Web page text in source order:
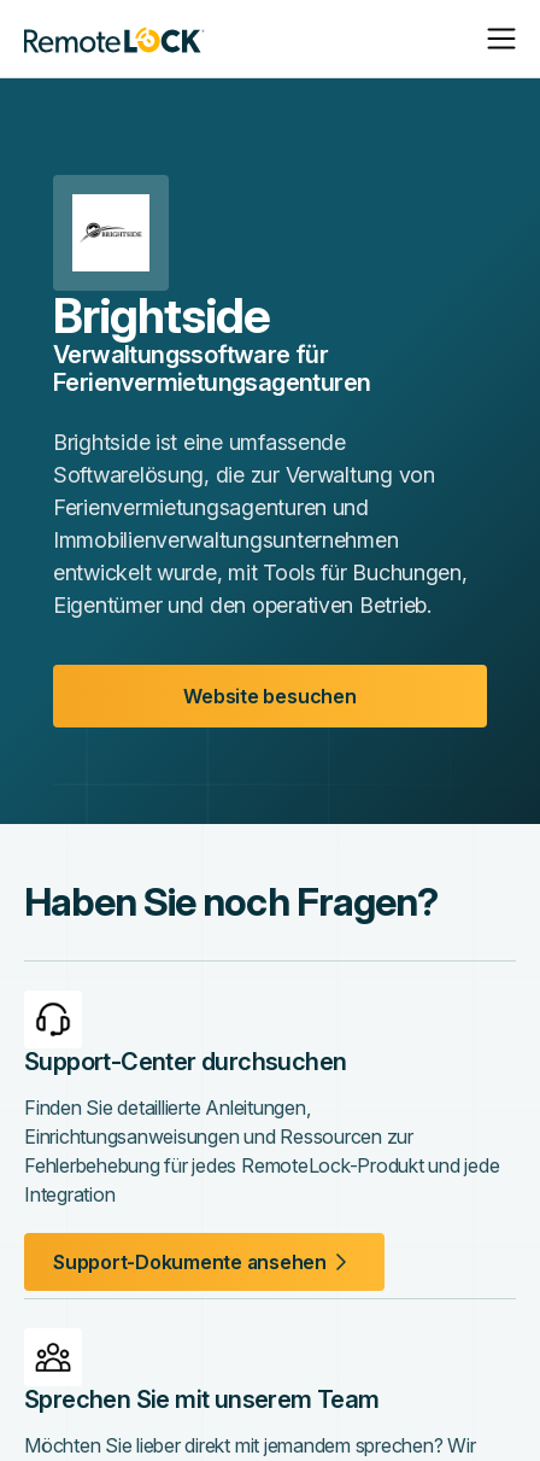
Startseite
öffnen
Brightside
Verwaltungssoftware für
Ferienvermietungsagenturen
Brightside ist eine umfassende
Softwarelösung, die zur Verwaltung von
Ferienvermietungsagenturen und
Immobilienverwaltungsunternehmen
entwickelt wurde, mit Tools für Buchungen,
Eigentümer und den operativen Betrieb.
Website besuchen
Haben Sie noch Fragen?
Support-Center durchsuchen
Finden Sie detaillierte Anleitungen,
Einrichtungsanweisungen und Ressourcen zur
Fehlerbehebung für jedes RemoteLock-Produkt und jede
Integration
Support-Dokumente ansehen
Sprechen Sie mit unserem Team
Möchten Sie lieber direkt mit jemandem sprechen? Wir